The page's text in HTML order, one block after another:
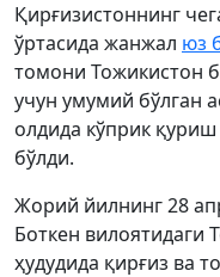
Қирғизистоннинг
ўртасида жанжал юз
томони Тожикистон
учун умумий бўлган
олдида кўприк
бўлди.
Жорий йилнинг 28
Боткен вилоятидаги
ҳудудида қирғиз ва